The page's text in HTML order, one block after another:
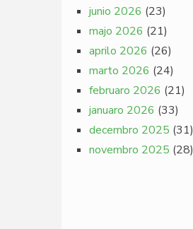
junio 2026 (23)
majo 2026 (21)
aprilo 2026 (26)
marto 2026 (24)
februaro 2026 (21)
januaro 2026 (33)
decembro 2025 (31)
novembro 2025 (28)